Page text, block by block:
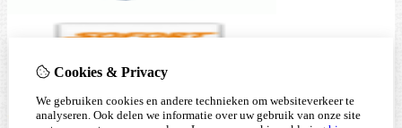
Cookies & Privacy
We gebruiken cookies en andere technieken om websiteverkeer te
analyseren. Ook delen we informatie over uw gebruik van onze site